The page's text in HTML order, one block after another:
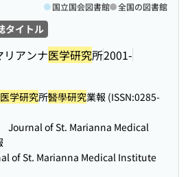
タイトル
アンナ医学研究所2001-
国立国会図書館 全国の図書館
医学研究所醫學研究業報 (ISSN:0285-
Journal of St. Marianna Medical
of St. Marianna Medical Institute